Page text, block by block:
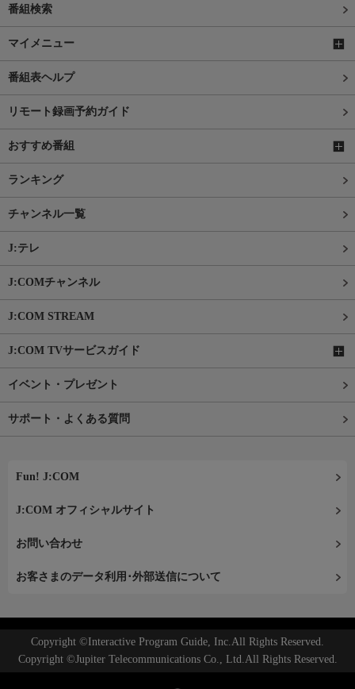
番組検索
マイメニュー
番組表ヘルプ
リモート録画予約ガイド
おすすめ番組
ランキング
チャンネル一覧
J:テレ
J:COMチャンネル
J:COM STREAM
J:COM TVサービスガイド
イベント・プレゼント
サポート・よくある質問
Fun! J:COM
J:COM オフィシャルサイト
お問い合わせ
お客さまのデータ利用･外部送信について
Copyright ©Interactive Program Guide, Inc.All Rights Reserved.
Copyright ©Jupiter Telecommunications Co., Ltd.All Rights Reserved.